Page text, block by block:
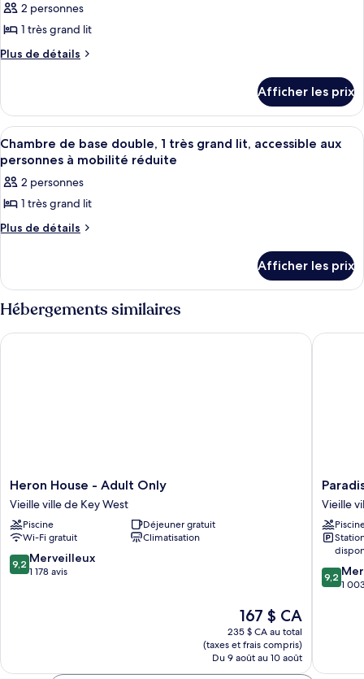
Loft
1
1
sofabed
les
photos
pour
de
chambre :
Cabana
Cottage
2 personnes
1 très grand lit
Plus de détails
Plus
Cabana
Cottage
Afficher les prix
Afficher
toutes
les
photos
pour
ce
chambre :
Chambre
base
personnes
mobilité
réduite
Un lit bien fait, avec une tête de lit
6
Chambre de base double, 1 très grand lit, accessible aux
personnes à mobilité réduite
2 personnes
1 très grand lit
Plus de détails
Plus
Chambre
de
base
double,
1
Afficher les prix
Hébergements similaires
Heron
House
-
Adult
Only
Vieille
ville
Heron House - Adult Only
Vieille ville de Key West
Piscine
Déjeuner gratuit
Wi-Fi gratuit
Climatisation
9.2
sur
9,2 Merveilleux
1 178 avis
Le
prix
est
de
167 $ CA
167 $ CA
235 $ CA au total
(taxes et frais compris)
Du 9 août au 10 août
Heron House - Adult Only
Paradise
Inn
Key
West
-
Adults
Only
Vieille
Vieille
9.2
sur
9,2
1